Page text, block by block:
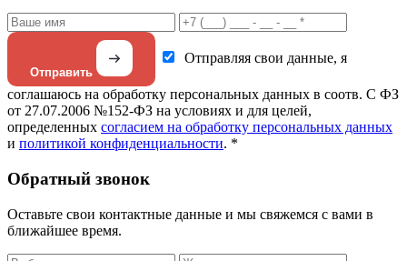
Отправить
Отправляя свои данные, я
соглашаюсь на обработку персональных данных в соотв. С ФЗ
от 27.07.2006 №152-ФЗ на условиях и для целей,
определенных согласием на обработку персональных данных
и политикой конфиденциальности. *
Обратный звонок
Оставьте свои контактные данные и мы свяжемся с вами в
ближайшее время.